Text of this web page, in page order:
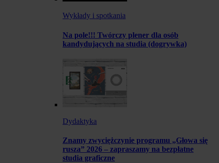
Wykłady i spotkania
Na pole!!! Twórczy plener dla osób
kandydujących na studia (dogrywka)
Dydaktyka
Znamy zwyciężczynie programu „Głowa się
rusza” 2026 – zapraszamy na bezpłatne
studia graficzne